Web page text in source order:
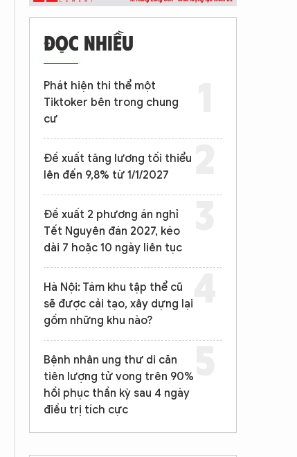
ĐỌC NHIỀU
Phát hiện thi thể một
Tiktoker bên trong chung
cư
Đề xuất tăng lương tối thiểu
lên đến 9,8% từ 1/1/2027
Đề xuất 2 phương án nghỉ
Tết Nguyên đán 2027, kéo
dài 7 hoặc 10 ngày liên tục
Hà Nội: Tám khu tập thể cũ
sẽ được cải tạo, xây dựng lại
gồm những khu nào?
Bệnh nhân ung thư di căn
tiên lượng tử vong trên 90%
hồi phục thần kỳ sau 4 ngày
điều trị tích cực